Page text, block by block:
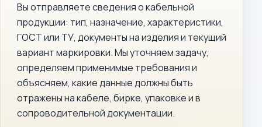
Вы отправляете сведения о кабельной
продукции: тип, назначение, характеристики,
ГОСТ или ТУ, документы на изделия и текущий
вариант маркировки. Мы уточняем задачу,
определяем применимые требования и
объясняем, какие данные должны быть
отражены на кабеле, бирке, упаковке и в
сопроводительной документации.